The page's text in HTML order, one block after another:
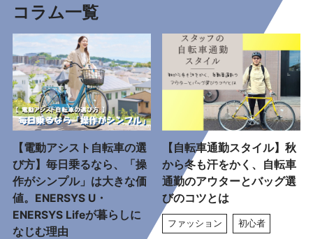
コラム一覧
【電動アシスト自転車の選
び方】毎日乗るなら、「操
作がシンプル」は大きな価
値。ENERSYS U・
ENERSYS Lifeが暮らしに
なじむ理由
【自転車通勤スタイル】秋
から冬も汗をかく、自転車
通勤のアウターとバッグ選
びのコツとは
ファッション 初心者